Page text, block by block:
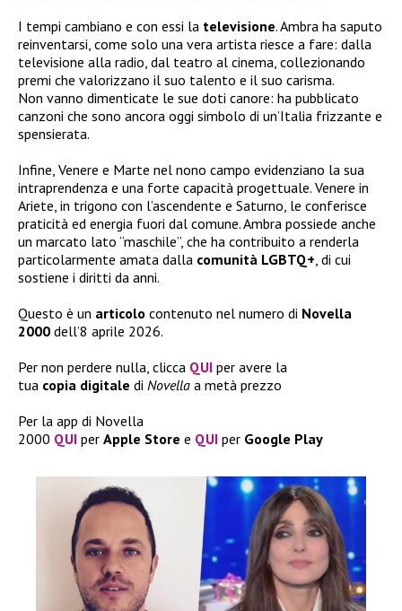
I tempi cambiano e con essi la televisione. Ambra ha saputo
reinventarsi, come solo una vera artista riesce a fare: dalla
televisione alla radio, dal teatro al cinema, collezionando
premi che valorizzano il suo talento e il suo carisma.
Non vanno dimenticate le sue doti canore: ha pubblicato
canzoni che sono ancora oggi simbolo di un’Italia frizzante e
spensierata.
Infine, Venere e Marte nel nono campo evidenziano la sua
intraprendenza e una forte capacità progettuale. Venere in
Ariete, in trigono con l’ascendente e Saturno, le conferisce
praticità ed energia fuori dal comune. Ambra possiede anche
un marcato lato “maschile”, che ha contribuito a renderla
particolarmente amata dalla comunità LGBTQ+ , di cui
sostiene i diritti da anni.
Questo è un articolo contenuto nel numero di Novella
2000 dell’8 aprile 2026.
Per non perdere nulla, clicca QUI per avere la
tua copia digitale di Novella a metà prezzo
Per la app di Novella
2000 QUI per Apple Store e QUI per Google Play